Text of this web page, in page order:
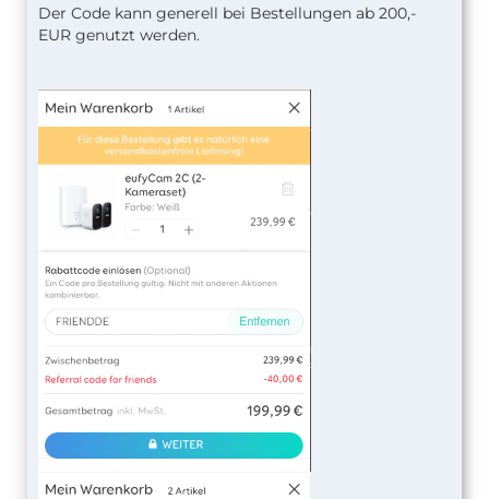
Der Code kann generell bei Bestellungen ab 200,-
EUR genutzt werden.